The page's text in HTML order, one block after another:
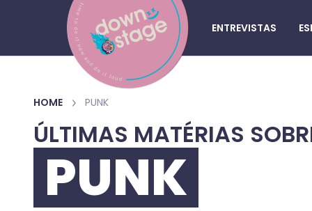
ENTREVISTAS
HOME PUNK
ÚLTIMAS MATÉRIAS
PUNK